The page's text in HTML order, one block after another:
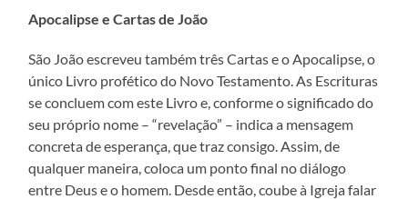
Apocalipse e Cartas de João
São João escreveu também três Cartas e o Apocalipse, o
único Livro profético do Novo Testamento. As Escrituras
se concluem com este Livro e, conforme o significado do
seu próprio nome – “revelação” – indica a mensagem
concreta de esperança, que traz consigo. Assim, de
qualquer maneira, coloca um ponto final no diálogo
entre Deus e o homem. Desde então, coube à Igreja falar